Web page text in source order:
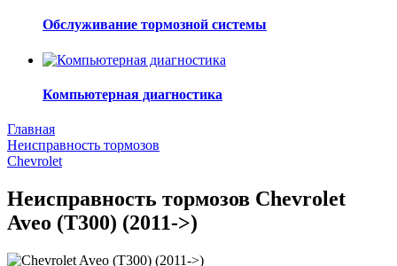
Обслуживание тормозной системы
Компьютерная диагностика
Главная
Неисправность тормозов
Chevrolet
Неисправность тормозов Chevrolet
Aveo (T300) (2011->)